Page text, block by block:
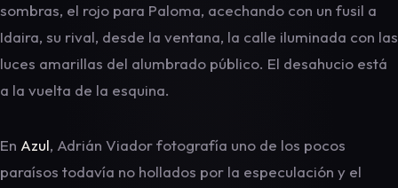
sombras, el rojo para Paloma, acechando con un fusil a
Idaira, su rival, desde la ventana, la calle iluminada con las
luces amarillas del alumbrado público. El desahucio está
a la vuelta de la esquina.
En Azul, Adrián Viador fotografía uno de los pocos
paraísos todavía no hollados por la especulación y el